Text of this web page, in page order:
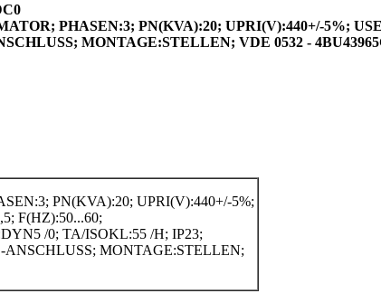
PHASEN:3; PN(KVA):20; UPRI(V):440+/-5%;
MONTAGE:STELLEN; VDE 0532 -
PN(KVA):20; UPRI(V):440+/-5%;
F(HZ):50...60;
/0; TA/ISOKL:55 /H; IP23;
MONTAGE:STELLEN;